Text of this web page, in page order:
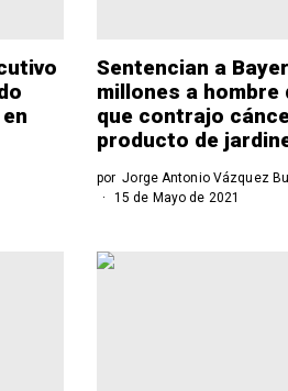
Sentencian a
millones a hombre
que contrajo
producto de
porJorge Antonio Vázquez
15 de Mayo de 2021